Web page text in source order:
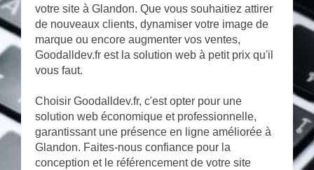
votre site à Glandon. Que vous souhaitiez attirer
de nouveaux clients, dynamiser votre image de
marque ou encore augmenter vos ventes,
Goodalldev.fr est la solution web à petit prix qu'il
vous faut.
Choisir Goodalldev.fr, c'est opter pour une
solution web économique et professionnelle,
garantissant une présence en ligne améliorée à
Glandon. Faites-nous confiance pour la
conception et le référencement de votre site